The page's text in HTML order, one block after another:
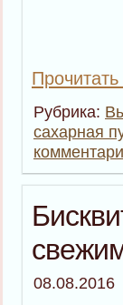
Рубрика:
сахарная
08.08.2016